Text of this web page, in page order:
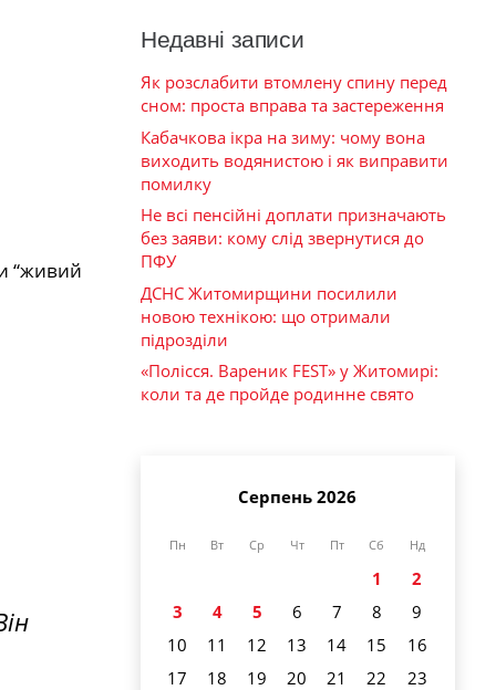
“живий
Недавні записи
Як розслабити втомлену спину перед
сном: проста вправа та застереження
Кабачкова ікра на зиму: чому вона
виходить водянистою і як виправити
помилку
Не всі пенсійні доплати призначають
без заяви: кому слід звернутися до
ПФУ
ДСНС Житомирщини посилили
новою технікою: що отримали
підрозділи
«Полісся. Вареник FEST» у Житомирі:
коли та де пройде родинне свято
Серпень 2026
Пн Вт Ср Чт Пт Сб Нд
1
2
3
4 5 6 7 8
9
10
11 12 13 14 15
16
17
18 19 20 21 22
23